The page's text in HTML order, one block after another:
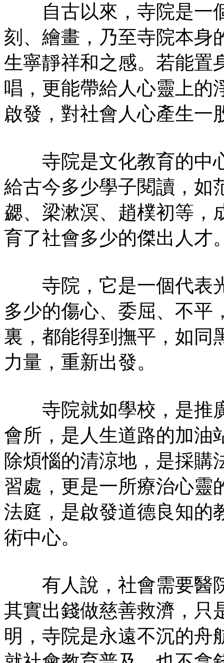
自古以來，寺院是一
刻、繪畫，乃至寺院本身
生寧靜祥和之感。若能置
唱，更能帶給人心靈上的
啟發，對社會人心產生一
寺院是文化教育的中
給古今多少學子閱讀，如
勰、梁漱溟、趙樸初等，
育了社會多少的傑出人才
寺院，它是一個代表
多少的傷心、委屈、不平
裏，都能得到撫平，如同
力量，重新出發。
寺院就如學校，是推
會所，是人生道路的加油
除煩惱的清涼地，是採購
習處，更是一所療治心靈
法庭，是啟發道德良知的
術中心。
有人說，社會需要醫
其實出錢做慈善救濟，只
明，寺院是永遠不沉的舟